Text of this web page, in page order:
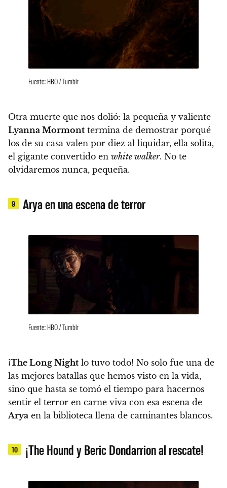
Fuente: HBO / Tumblr
Otra muerte que nos dolió: la pequeña y valiente
Lyanna Mormont termina de demostrar porqué
los de su casa valen por diez al liquidar, ella solita,
el gigante convertido en white walker. No te
olvidaremos nunca, pequeña.
9 Arya en una escena de terror
Fuente: HBO / Tumblr
¡The Long Night lo tuvo todo! No solo fue una de
las mejores batallas que hemos visto en la vida,
sino que hasta se tomó el tiempo para hacernos
sentir el terror en carne viva con esa escena de
Arya en la biblioteca llena de caminantes blancos.
10 ¡The Hound y Beric Dondarrion al rescate!